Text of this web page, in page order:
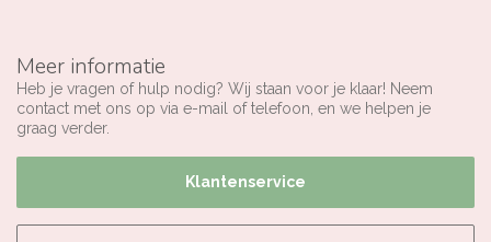
Meer informatie
Heb je vragen of hulp nodig? Wij staan voor je klaar! Neem
contact met ons op via e-mail of telefoon, en we helpen je
graag verder.
Klantenservice